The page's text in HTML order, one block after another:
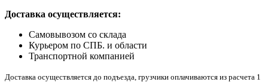
Доставка осуществляется:
Самовывозом со склада
Курьером по СПБ. и области
Транспортной компанией
Доставка осуществляется до подъезда, грузчики оплачиваются из расчета 1